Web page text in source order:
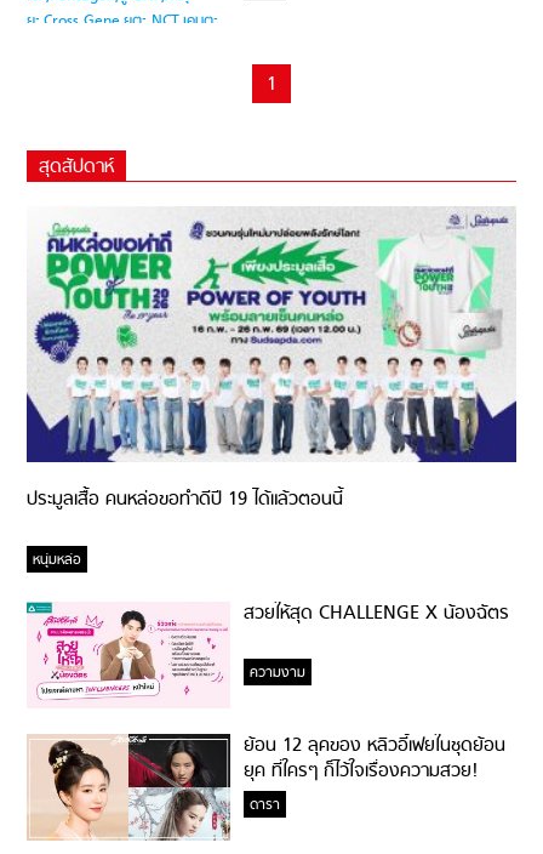
1
สุดสัปดาห์
ประมูลเสื้อ คนหล่อขอทำดีปี 19 ได้แล้วตอนนี้
หนุ่มหล่อ
สวยให้สุด CHALLENGE X น้องฉัตร
ความงาม
ย้อน 12 ลุคของ หลิวอี้เฟยในชุดย้อน
ยุค ที่ใครๆ ก็ไว้ใจเรื่องความสวย!
ดารา